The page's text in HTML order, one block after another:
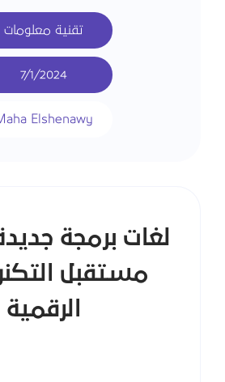
تقنية معلومات
7/1/2024
Elshenawy
لغات برمجة
مستقبل
الرقمية